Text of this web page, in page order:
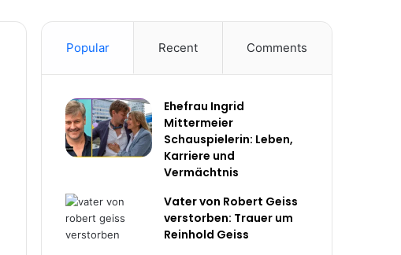
Popular Recent Comments
Ehefrau Ingrid
Mittermeier
Schauspielerin: Leben,
Karriere und
Vermächtnis
Vater von Robert Geiss
verstorben: Trauer um
Reinhold Geiss